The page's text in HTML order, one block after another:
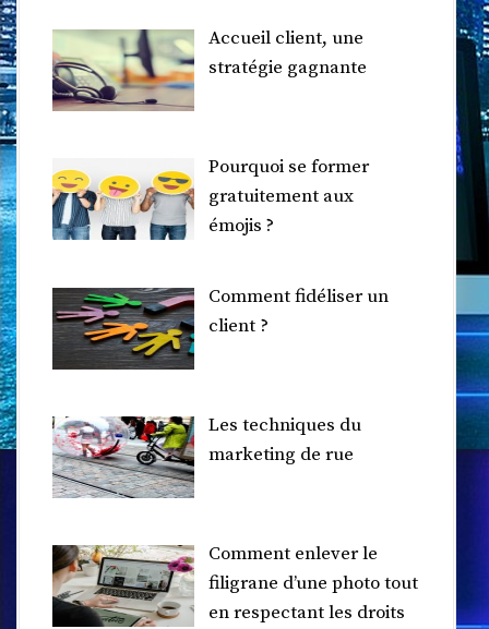
Accueil client, une
stratégie gagnante
Pourquoi se former
gratuitement aux
émojis ?
Comment fidéliser un
client ?
Les techniques du
marketing de rue
Comment enlever le
filigrane d’une photo tout
en respectant les droits